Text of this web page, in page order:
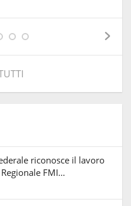
riconosce il lavoro
FMI…